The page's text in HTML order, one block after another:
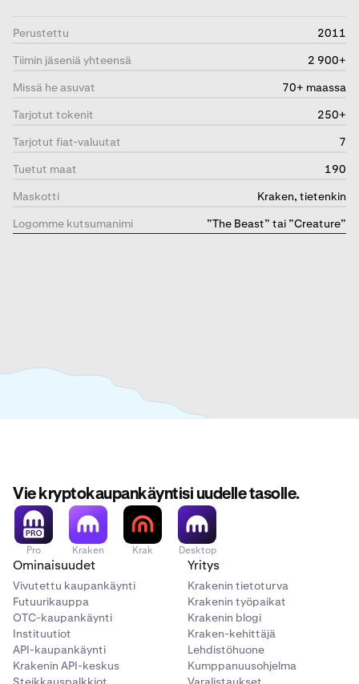
Perustettu
2011
Tiimin jäseniä yhteensä
2 900+
Missä he asuvat
70+ maassa
Tarjotut tokenit
250+
Tarjotut fiat-valuutat
7
Tuetut maat
190
Maskotti
Kraken, tietenkin
Logomme kutsumanimi
”The Beast” tai ”Creature”
Vie kryptokaupankäyntisi uudelle tasolle.
Pro Kraken Krak Desktop
Ominaisuudet
Vivutettu kaupankäynti
Futuurikauppa
OTC-kaupankäynti
Instituutiot
API-kaupankäynti
Krakenin API-keskus
Yritys
Krakenin tietoturva
Krakenin työpaikat
Krakenin blogi
Kraken-kehittäjä
Lehdistöhuone
Kumppanuusohjelma